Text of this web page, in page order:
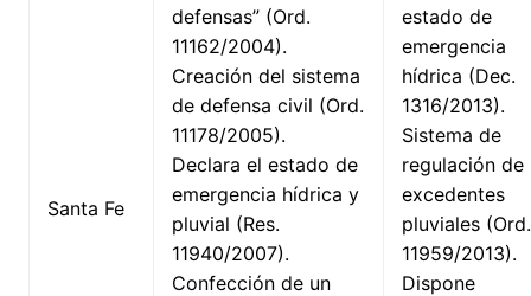
Santa Fe
defensas” (Ord.
11162/2004).
Creación del sistema
de defensa civil (Ord.
11178/2005).
Declara el estado de
emergencia hídrica y
pluvial (Res.
11940/2007).
Confección de un
estado de
emergencia
hídrica (Dec.
1316/2013).
Sistema de
regulación de
excedentes
pluviales (Ord.
11959/2013).
Dispone